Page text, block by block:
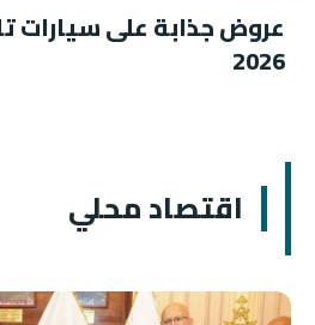
عروض جذابة على
2026
اقتصاد محلي